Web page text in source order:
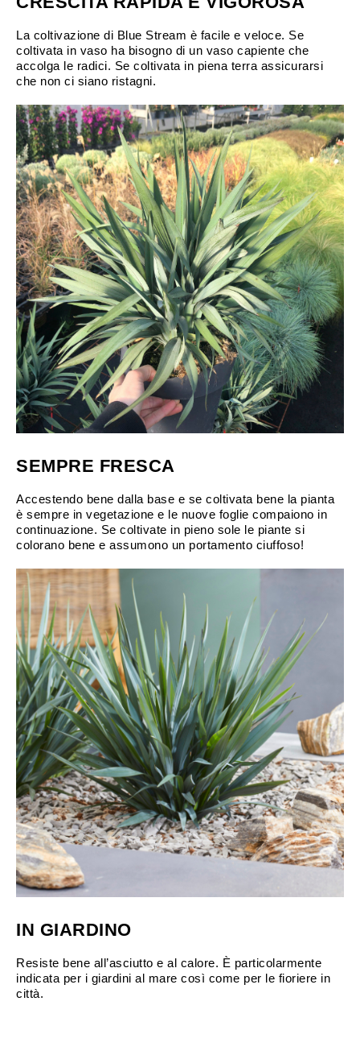
La coltivazione di Blue Stream è facile e veloce. Se
coltivata in vaso ha bisogno di un vaso capiente che
accolga le radici. Se coltivata in piena terra assicurarsi
che non ci siano ristagni.
SEMPRE FRESCA
Accestendo bene dalla base e se coltivata bene la pianta
è sempre in vegetazione e le nuove foglie compaiono in
continuazione. Se coltivate in pieno sole le piante si
colorano bene e assumono un portamento ciuffoso!
IN GIARDINO
Resiste bene all’asciutto e al calore. È particolarmente
indicata per i giardini al mare così come per le fioriere in
città.